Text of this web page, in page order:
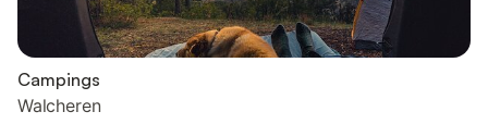
Campings
Walcheren